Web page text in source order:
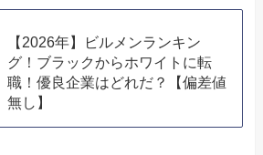
【2026年】ビルメンランキン
グ！ブラックからホワイトに転
職！優良企業はどれだ？【偏差値
無し】